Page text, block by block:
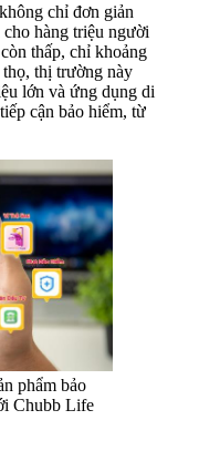
chỉ đơn giản
hàng triệu người
thấp, chỉ khoảng
thọ, thị trường này
lớn và ứng dụng di
cận bảo hiểm, từ
phẩm bảo
Chubb Life